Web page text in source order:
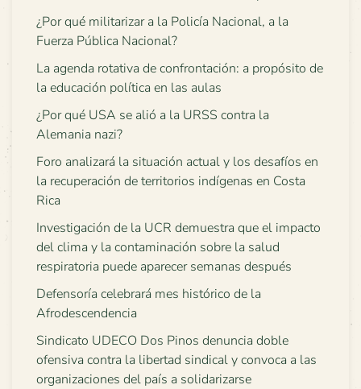
¿Por qué militarizar a la Policía Nacional, a la
Fuerza Pública Nacional?
La agenda rotativa de confrontación: a propósito de
la educación política en las aulas
¿Por qué USA se alió a la URSS contra la
Alemania nazi?
Foro analizará la situación actual y los desafíos en
la recuperación de territorios indígenas en Costa
Rica
Investigación de la UCR demuestra que el impacto
del clima y la contaminación sobre la salud
respiratoria puede aparecer semanas después
Defensoría celebrará mes histórico de la
Afrodescendencia
Sindicato UDECO Dos Pinos denuncia doble
ofensiva contra la libertad sindical y convoca a las
organizaciones del país a solidarizarse